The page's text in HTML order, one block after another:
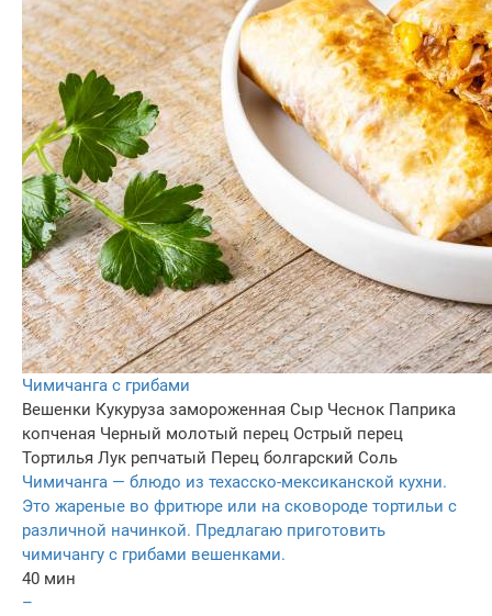
Чимичанга с грибами
Вешенки Кукуруза замороженная Сыр Чеснок Паприка
копченая Черный молотый перец Острый перец
Тортилья Лук репчатый Перец болгарский Соль
Чимичанга — блюдо из техасско-мексиканской кухни.
Это жареные во фритюре или на сковороде тортильи с
различной начинкой. Предлагаю приготовить
чимичангу с грибами вешенками.
40 мин
–